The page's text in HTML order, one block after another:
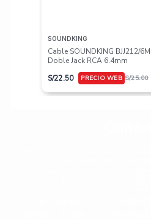
SOUNDKING
Cable SOUNDKING BJJ212/
Doble Jack RCA 6.4mm
S/25.00
S/22.50